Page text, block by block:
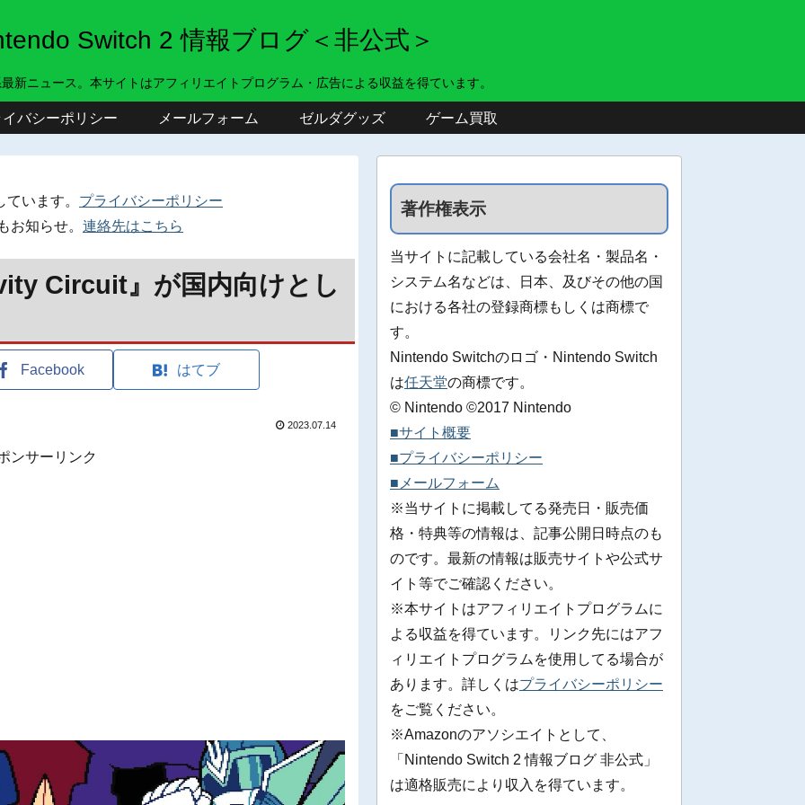
Switch 2 情報ブログ＜非公式＞
新ニュース。本サイトはアフィリエイトプログラム・広告による収益を得ています。
バシーポリシー メールフォーム ゼルダグッズ ゲーム買取
います。 プライバシーポリシー
お知らせ。 連絡先はこちら
Circuit』が国内向けとし
Facebook はてブ
2023.07.14
ンサーリンク
著作権表示
当サイトに記載している会社名・製品名・
システム名などは、日本、及びその他の国
における各社の登録商標もしくは商標で
す。
Nintendo Switchのロゴ・Nintendo Switch
は任天堂の商標です。
© Nintendo ©2017 Nintendo
■サイト概要
■プライバシーポリシー
■メールフォーム
※当サイトに掲載してる発売日・販売価
格・特典等の情報は、記事公開日時点のも
のです。最新の情報は販売サイトや公式サ
イト等でご確認ください。
※本サイトはアフィリエイトプログラムに
よる収益を得ています。リンク先にはアフ
ィリエイトプログラムを使用してる場合が
あります。詳しくはプライバシーポリシー
をご覧ください。
※Amazonのアソシエイトとして、
「Nintendo Switch 2 情報ブログ 非公式」
は適格販売により収入を得ています。